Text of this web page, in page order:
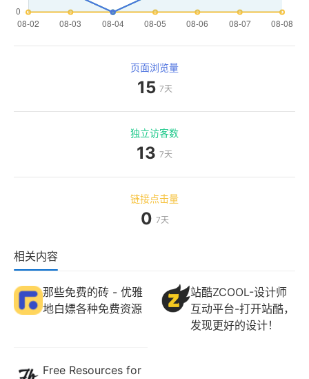
页面浏览量
15 7天
独立访客数
13 7天
链接点击量
0 7天
相关内容
那些免费的砖 - 优雅
地白嫖各种免费资源
站酷ZCOOL-设计师
互动平台-打开站酷，
发现更好的设计！
Free Resources for